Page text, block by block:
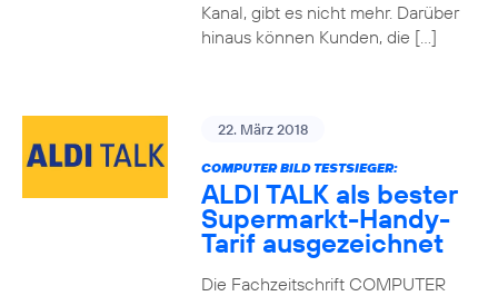
Kanal, gibt es nicht mehr. Darüber
hinaus können Kunden, die […]
22. März 2018
COMPUTER BILD TESTSIEGER:
ALDI TALK als bester
Supermarkt-Handy-
Tarif ausgezeichnet
Die Fachzeitschrift COMPUTER